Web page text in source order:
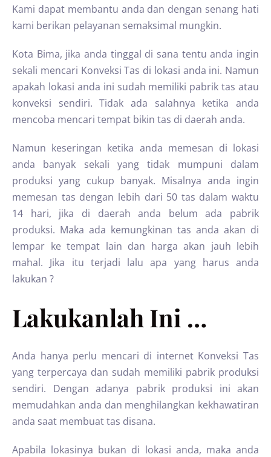
Kami dapat membantu anda dan dengan senang hati
kami berikan pelayanan semaksimal mungkin.
Kota Bima, jika anda tinggal di sana tentu anda ingin
sekali mencari Konveksi Tas di lokasi anda ini. Namun
apakah lokasi anda ini sudah memiliki pabrik tas atau
konveksi sendiri. Tidak ada salahnya ketika anda
mencoba mencari tempat bikin tas di daerah anda.
Namun keseringan ketika anda memesan di lokasi
anda banyak sekali yang tidak mumpuni dalam
produksi yang cukup banyak. Misalnya anda ingin
memesan tas dengan lebih dari 50 tas dalam waktu
14 hari, jika di daerah anda belum ada pabrik
produksi. Maka ada kemungkinan tas anda akan di
lempar ke tempat lain dan harga akan jauh lebih
mahal. Jika itu terjadi lalu apa yang harus anda
lakukan ?
Lakukanlah Ini …
Anda hanya perlu mencari di internet Konveksi Tas
yang terpercaya dan sudah memiliki pabrik produksi
sendiri. Dengan adanya pabrik produksi ini akan
memudahkan anda dan menghilangkan kekhawatiran
anda saat membuat tas disana.
Apabila lokasinya bukan di lokasi anda, maka anda